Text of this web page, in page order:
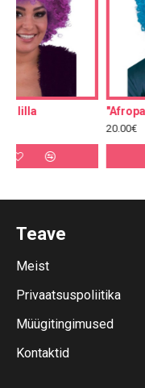
"Afroparukas", sinine
Teave
Meist
Privaatsuspoliitika
Müügitingimused
Kontaktid